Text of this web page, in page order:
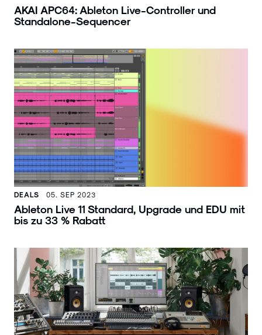
AKAI APC64: Ableton Live-Controller und
Standalone-Sequencer
DEALS 05. SEP 2023
Ableton Live 11 Standard, Upgrade und EDU mit
bis zu 33 % Rabatt